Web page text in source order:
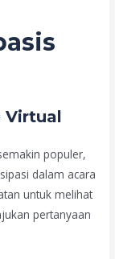
Virtual
populer,
dalam acara
untuk melihat
pertanyaan